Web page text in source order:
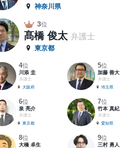
神奈川県
3位
髙橋 俊太 弁護士
東京都
4位
川添 圭
弁護士
大阪府
5位
加藤 善大
弁護士
埼玉県
6位
泉 亮介
弁護士
東京都
7位
竹本 真紀
弁護士
愛知県
8位
大橋 卓生
9位
三村 勇人